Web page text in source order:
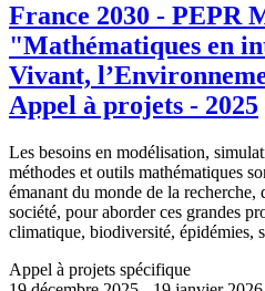
France 2030 - PEPR
"Mathématiques en
Vivant,
Appel à projets - 2025
Les besoins en modélisation,
méthodes et outils mathématiques
émanant du monde de la recherche,
société, pour aborder ces grandes
climatique, biodiversité, épidémies,
Appel à projets spécifique